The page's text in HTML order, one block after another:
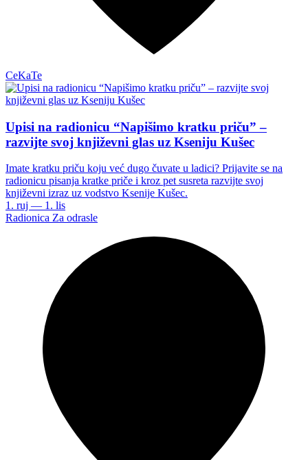
CeKaTe
Upisi na radionicu “Napišimo kratku priču” –
razvijte svoj književni glas uz Kseniju Kušec
Imate kratku priču koju već dugo čuvate u ladici? Prijavite se na
radionicu pisanja kratke priče i kroz pet susreta razvijte svoj
književni izraz uz vodstvo Ksenije Kušec.
1. ruj — 1. lis
Radionica Za odrasle